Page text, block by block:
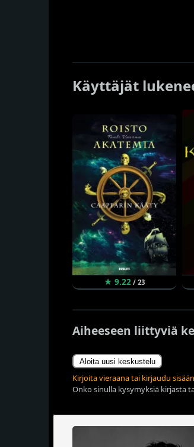
Käyttäjät
★ 9.22 / 23
Aiheeseen liittyviä
Aloita uusi keskustelu
Kirjoita vieraana tai kirjaudu
Onko sinulla kysymyksiä kirjasta